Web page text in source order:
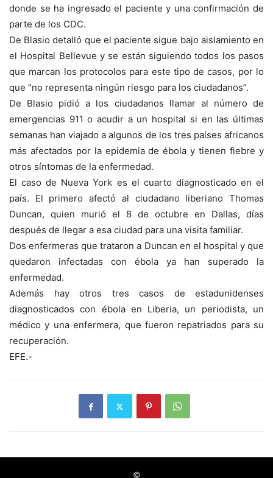
donde se ha ingresado el paciente y una confirmación de
parte de los CDC.
De Blasio detalló que el paciente sigue bajo aislamiento en
el Hospital Bellevue y se están siguiendo todos los pasos
que marcan los protocolos para este tipo de casos, por lo
que “no representa ningún riesgo para los ciudadanos”.
De Blasio pidió a los ciudadanos llamar al número de
emergencias 911 o acudir a un hospital si en las últimas
semanas han viajado a algunos de los tres países africanos
más afectados por la epidemia de ébola y tienen fiebre y
otros síntomas de la enfermedad.
El caso de Nueva York es el cuarto diagnosticado en el
país. El primero afectó al ciudadano liberiano Thomas
Duncan, quien murió el 8 de octubre en Dallas, días
después de llegar a esa ciudad para una visita familiar.
Dos enfermeras que trataron a Duncan en el hospital y que
quedaron infectadas con ébola ya han superado la
enfermedad.
Además hay otros tres casos de estadunidenses
diagnosticados con ébola en Liberia, un periodista, un
médico y una enfermera, que fueron repatriados para su
recuperación.
EFE.-
©